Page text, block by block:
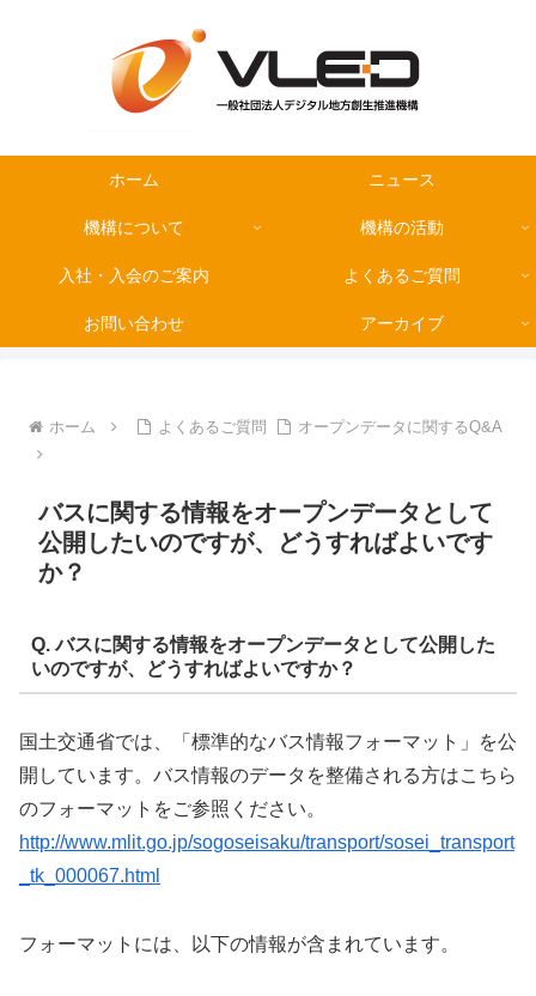
ホーム ニュース
機構について 機構の活動
入社・入会のご案内 よくあるご質問
お問い合わせ アーカイブ
ホーム よくあるご質問 オープンデータに関するQ&A
バスに関する情報をオープンデータとして
公開したいのですが、どうすればよいです
か？
Q. バスに関する情報をオープンデータとして公開した
いのですが、どうすればよいですか？
国土交通省では、「標準的なバス情報フォーマット」を公
開しています。バス情報のデータを整備される方はこちら
のフォーマットをご参照ください。
http://www.mlit.go.jp/sogoseisaku/transport/sosei_transport
_tk_000067.html
フォーマットには、以下の情報が含まれています。